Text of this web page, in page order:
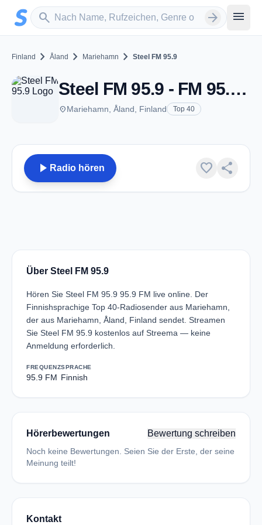
Zum Hauptinhalt springen
search
Sender suchen arrow_forward menu
Finland chevron_right Åland chevron_right Mariehamn chevron_right Steel FM 95.9
Steel FM 95.9 - FM 95.9 - Mariehamn
placeMariehamn, Åland, Finland Top 40
play_arrow Radio hören favorite share
Über Steel FM 95.9
Hören Sie Steel FM 95.9 95.9 FM live online. Der
Finnishsprachige Top 40-Radiosender aus Mariehamn,
der aus Mariehamn, Åland, Finland sendet. Streamen
Sie Steel FM 95.9 kostenlos auf Streema — keine
Anmeldung erforderlich.
FREQUENZ
95.9 FM
SPRACHE
Finnish
Hörerbewertungen Bewertung schreiben
Noch keine Bewertungen. Seien Sie der Erste, der seine
Meinung teilt!
Kontakt